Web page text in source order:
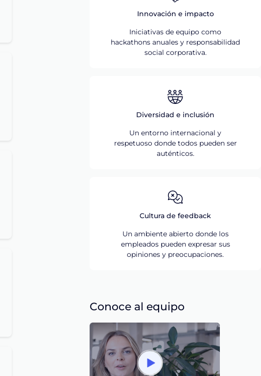
Innovación e impacto
Iniciativas de equipo como
hackathons anuales y responsabilidad
social corporativa.
Diversidad e inclusión
Un entorno internacional y
respetuoso donde todos pueden ser
auténticos.
Cultura de feedback
Un ambiente abierto donde los
empleados pueden expresar sus
opiniones y preocupaciones.
Conoce al equipo